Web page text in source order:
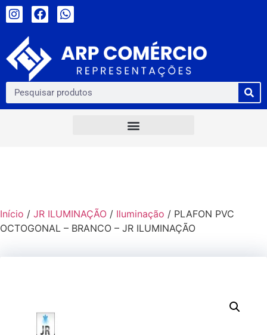
Início / JR ILUMINAÇÃO / Iluminação / PLAFON PVC
OCTOGONAL – BRANCO – JR ILUMINAÇÃO